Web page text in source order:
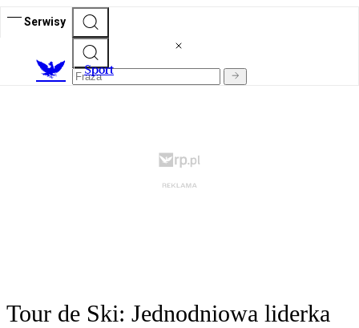
Serwisy
Sport
Tour de Ski: Jednodniowa liderka